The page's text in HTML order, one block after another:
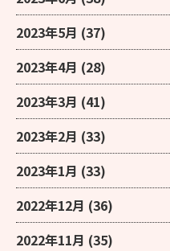
2023年5月 (37)
2023年4月 (28)
2023年3月 (41)
2023年2月 (33)
2023年1月 (33)
2022年12月 (36)
2022年11月 (35)